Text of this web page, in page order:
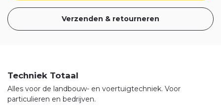
Verzenden & retourneren
Techniek Totaal
Alles voor de landbouw- en voertuigtechniek. Voor
particulieren en bedrijven.